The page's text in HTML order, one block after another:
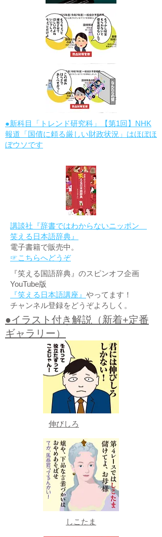
●新科目「トレンド研究科」【第1回】NHK
報道「国債に頼る厳しい財政状況」はほぼほ
ぼウソです
講談社『辞書ではわからないニッポン
笑える日本語辞典』
電子書籍で販売中。
☞こちらへどうぞ
『笑える国語辞典』のスピンオフ企画
YouTube版
『笑える日本語講座』 やってます！
チャンネル登録をどうぞよろしく。
●イラスト付き解説（新着+定番
ギャラリー）
伸びしろ
しこたま